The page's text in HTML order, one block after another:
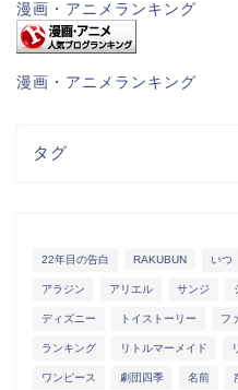
漫画・アニメランキング
漫画・アニメランキング
タグ
22年目の告白 RAKUBUN いつ
アラジン アリエル サンジ
ディズニー トイストーリー フ
ランキング リトルマーメイド
ワンピース 劇団四季 名前